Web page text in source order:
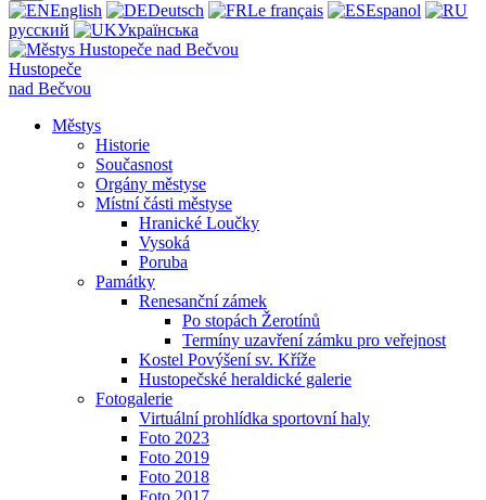
English Deutsch Le français
Espanol
русский
Українська
Hustopeče
nad Bečvou
Městys
Historie
Současnost
Orgány městyse
Místní části městyse
Hranické Loučky
Vysoká
Poruba
Památky
Renesanční zámek
Po stopách Žerotínů
Termíny uzavření zámku pro veřejnost
Kostel Povýšení sv. Kříže
Hustopečské heraldické galerie
Fotogalerie
Virtuální prohlídka sportovní haly
Foto 2023
Foto 2019
Foto 2018
Foto 2017